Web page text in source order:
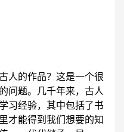
人的作品？这是一个很
问题。几千年来，古人
习经验，其中包括了书
才能得到我们想要的知